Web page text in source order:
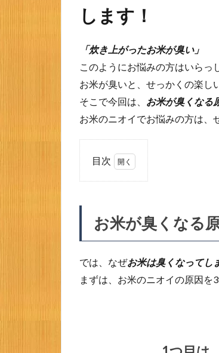
します！
「炊き上がったお米が臭い」
このようにお悩みの方はいらっ
お米が臭いと、せっかくの楽し
そこで今回は、 お米が臭くなる
お米のニオイでお悩みの方は、
目次
くな
る原
因と
1.1
お米が臭くなる
では、なぜお米は臭くなってし
まずは、お米のニオイの原因を3